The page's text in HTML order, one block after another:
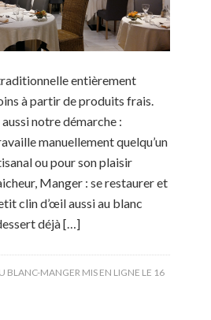
entièrement
à partir de produits frais.
notre démarche :
manuellement quelqu’un
ou pour son plaisir
Manger : se restaurer et
clin d’œil aussi au blanc
déjà […]
BLANC-MANGER MIS EN LIGNE LE 16